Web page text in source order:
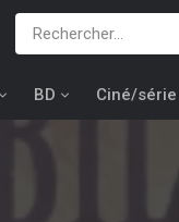
BD Ciné/série